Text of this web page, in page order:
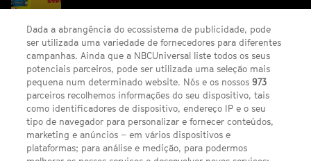
SEGUE-NOS
FACEBOOK
TWITTER
YOUTUBEINSTAGRAM
LINKS ÚTEIS
Dada a abrangência do ecossistema de publicidade, pode
ser utilizada uma variedade de fornecedores para diferentes
campanhas. Ainda que a NBCUniversal liste todos os seus
potenciais parceiros, pode ser utilizada uma seleção mais
pequena num determinado website. Nós e os nossos973
parceiros recolhemos informações do seu dispositivo, tais
como identificadores de dispositivo, endereço IP e o seu
tipo de navegador para personalizar e fornecer conteúdos,
marketing e anúncios – em vários dispositivos e
plataformas; para análise e medição, para podermos